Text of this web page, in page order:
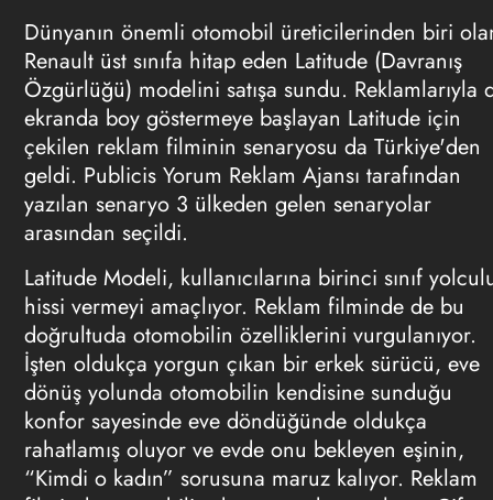
Dünyanın önemli otomobil üreticilerinden biri
Renault üst sınıfa hitap eden Latitude (Davranış
Özgürlüğü) modelini satışa sundu. Reklamlarıyla
ekranda boy göstermeye başlayan Latitude için
çekilen reklam filminin senaryosu da Türkiye'den
geldi. Publicis Yorum Reklam Ajansı tarafından
yazılan senaryo 3 ülkeden gelen senaryolar
arasından seçildi.
Latitude Modeli, kullanıcılarına birinci sınıf
hissi vermeyi amaçlıyor. Reklam filminde de bu
doğrultuda otomobilin özelliklerini vurgulanıyor.
İşten oldukça yorgun çıkan bir erkek sürücü, eve
dönüş yolunda otomobilin kendisine sunduğu
konfor sayesinde eve döndüğünde oldukça
rahatlamış oluyor ve evde onu bekleyen eşinin,
“Kimdi o kadın” sorusuna maruz kalıyor. Reklam